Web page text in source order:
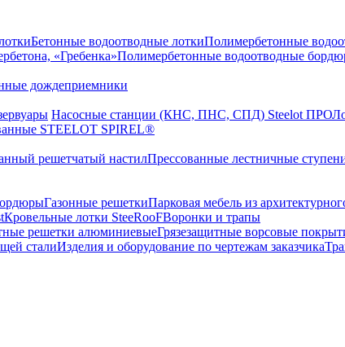
Бетонные водоотводные лоткиПолимербетонные
«Гребенка»Полимербетонные водоотводные
дождеприемники
Насосные станции (КНС, ПНС, СПД) Steelot ПРО
STEELOT SPIREL®
решетчатый настилПрессованные лестничные
Газонные решеткиПарковая мебель из
Кровельные лотки SteeRooFВоронки и трапы
решетки алюминиевыеГрязезащитные ворсовые
сталиИзделия и оборудование по чертежам заказчика